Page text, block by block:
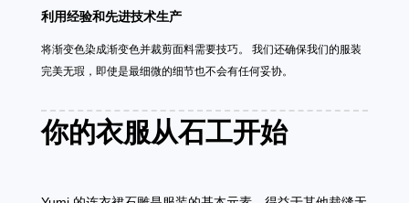
利用经验和先进技术生产
将渐变色染成渐变色并裁剪面料需要技巧。 我们还确保我们的服装
完美无瑕，即使是最细微的细节也不会有任何妥协。
你的衣服从石工开始